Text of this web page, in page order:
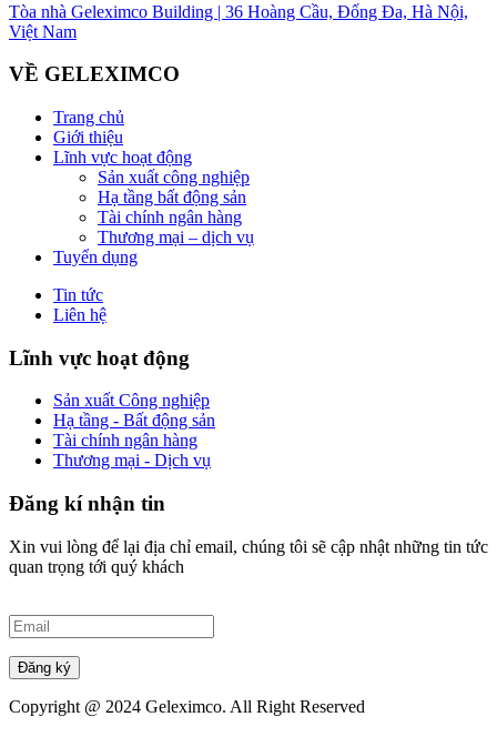
Tòa nhà Geleximco Building | 36 Hoàng Cầu, Đống Đa, Hà Nội,
Việt Nam
VỀ GELEXIMCO
Trang chủ
Giới thiệu
Lĩnh vực hoạt động
Sản xuất công nghiệp
Hạ tầng bất động sản
Tài chính ngân hàng
Thương mại – dịch vụ
Tuyển dụng
Tin tức
Liên hệ
Lĩnh vực hoạt động
Sản xuất Công nghiệp
Hạ tầng - Bất động sản
Tài chính ngân hàng
Thương mại - Dịch vụ
Đăng kí nhận tin
Xin vui lòng để lại địa chỉ email, chúng tôi sẽ cập nhật những tin tức
quan trọng tới quý khách
Đăng ký
Copyright @ 2024 Geleximco. All Right Reserved